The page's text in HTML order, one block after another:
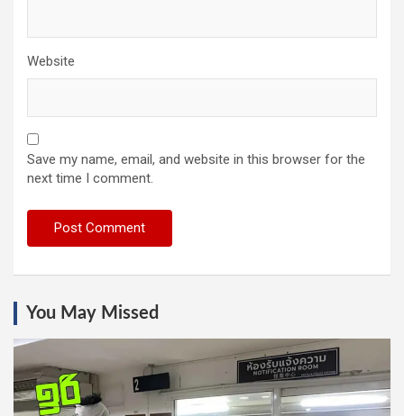
Website
Save my name, email, and website in this browser for the
next time I comment.
You May Missed